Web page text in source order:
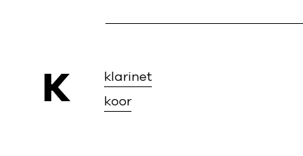
K
klarinet
koor